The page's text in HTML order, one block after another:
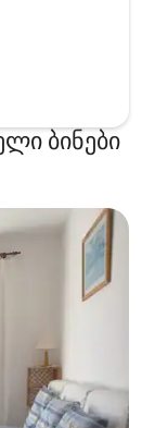
ბინები